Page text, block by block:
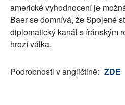
americké vyhodnocení je
Baer se domnívá, že Spojené
diplomatický kanál s íránským
hrozí válka.
Podrobnosti v angličtině: ZDE